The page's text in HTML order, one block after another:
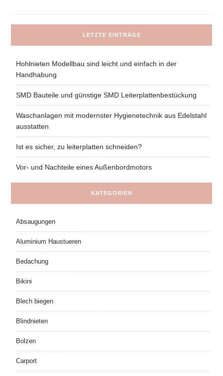
LETZTE EINTRÄGE
Hohlnieten Modellbau sind leicht und einfach in der
Handhabung
SMD Bauteile und günstige SMD Leiterplattenbestückung
Waschanlagen mit modernster Hygienetechnik aus Edelstahl
ausstatten
Ist es sicher, zu leiterplatten schneiden?
Vor- und Nachteile eines Außenbordmotors
KATEGORIEN
Absaugungen
Aluminium Haustueren
Bedachung
Bikini
Blech biegen
Blindnieten
Bolzen
Carport